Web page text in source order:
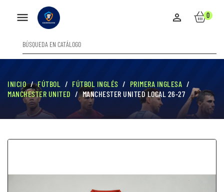
 0

INICIO FÚTBOL FÚTBOL INGLÉS
PRIMERA INGLESA
MANCHESTER UNITED
MANCHESTER UNITED LOCAL 26-27